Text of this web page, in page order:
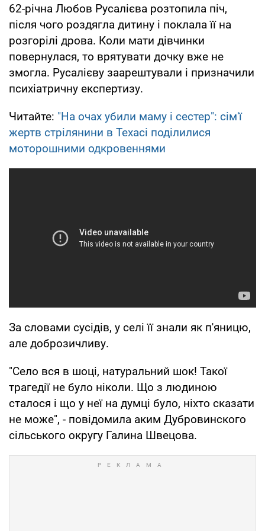
62-річна Любов Русалієва розтопила піч,
після чого роздягла дитину і поклала її на
розгорілі дрова. Коли мати дівчинки
повернулася, то врятувати дочку вже не
змогла. Русалієву заарештували і призначили
психіатричну експертизу.
Читайте: "На очах убили маму і сестер": сім'ї
жертв стрілянини в Техасі поділилися
моторошними одкровеннями
За словами сусідів, у селі її знали як п'яницю,
але доброзичливу.
"Село вся в шоці, натуральний шок! Такої
трагедії не було ніколи. Що з людиною
сталося і що у неї на думці було, ніхто сказати
не може", - повідомила аким Дубровинского
сільського округу Галина Швецова.